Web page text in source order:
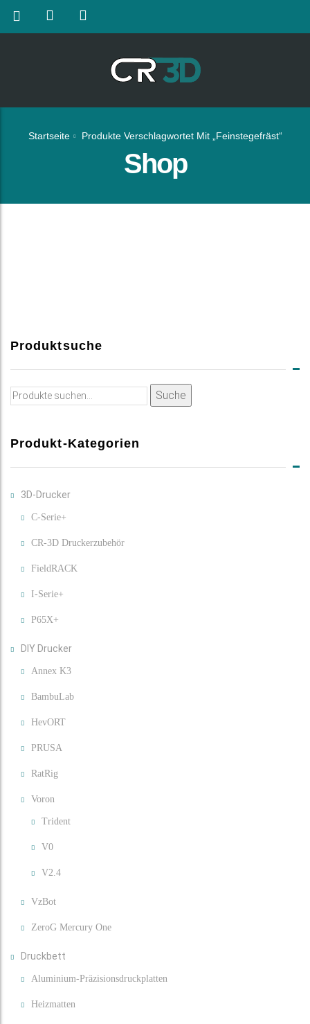
Startseite Produkte Verschlagwortet Mit „feinstegefräst“
Shop
Produktsuche
Suche
Suche
Produkt-Kategorien
3D-Drucker
C-Serie+
CR-3D Druckerzubehör
FieldRACK
I-Serie+
P65X+
DIY Drucker
Annex K3
BambuLab
HevORT
PRUSA
RatRig
Voron
Trident
V0
V2.4
VzBot
ZeroG Mercury One
Druckbett
Aluminium-Präzisionsdruckplatten
Heizmatten